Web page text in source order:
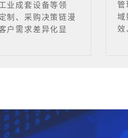
业成套设备等领
制、采购决策链漫
户需求差异化显
管
域